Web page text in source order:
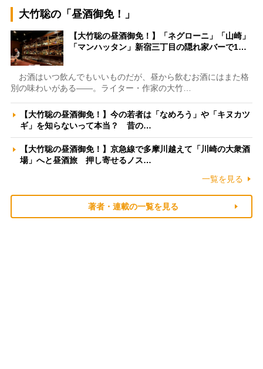
大竹聡の「昼酒御免！」
【大竹聡の昼酒御免！】「ネグローニ」「山崎」
「マンハッタン」新宿三丁目の隠れ家バーで1…
お酒はいつ飲んでもいいものだが、昼から飲むお酒にはまた格
別の味わいがある――。ライター・作家の大竹…
【大竹聡の昼酒御免！】今の若者は「なめろう」や「キヌカツ
ギ」を知らないって本当？ 昔の…
【大竹聡の昼酒御免！】京急線で多摩川越えて「川崎の大衆酒
場」へと昼酒旅 押し寄せるノス…
一覧を見る
著者・連載の一覧を見る